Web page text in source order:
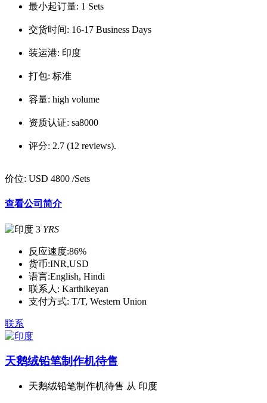
最小起订量: 1 Sets
交货时间: 16-17 Business Days
装运港: 印度
打包: 标准
容量: high volume
资质认证: sa8000
评分: 2.7 (12 reviews).
价位: USD 4800 /Sets
查看公司简介
3 YRS
反应速度:86%
货币:INR,USD
语言:English, Hindi
联系人: Karthikeyan
支付方式: T/T, Western Union
联系
天鹅绒铅笔制作机待售
天鹅绒铅笔制作机待售 从 印度